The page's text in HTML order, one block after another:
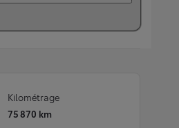
Kilométrage
75 870 km